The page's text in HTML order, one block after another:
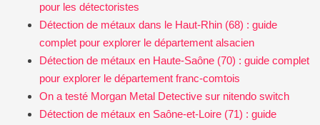
pour les détectoristes
Détection de métaux dans le Haut-Rhin (68) : guide
complet pour explorer le département alsacien
Détection de métaux en Haute-Saône (70) : guide complet
pour explorer le département franc-comtois
On a testé Morgan Metal Detective sur nitendo switch
Détection de métaux en Saône-et-Loire (71) : guide